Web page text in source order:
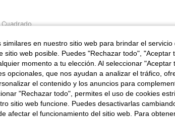
Cuadrado
preciowq
Útil (2)
en nuestro sitio web para brindar el servicio
sitio web posible. Puedes "Rechazar todo", "Aceptar
momento a tu elección. Al seleccionar "Aceptar
opcionales, que nos ayudan a analizar el tráfico,
el contenido y los anuncios para
"Rechazar todo", permites el uso de cookies
sitio web funcione. Puedes desactivarlas
afectar el funcionamiento del sitio web. Para